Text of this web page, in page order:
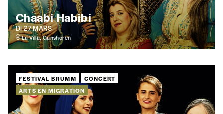
Chaabi Habibi
DI 27 MARS
La Villa, Ganshoren
FESTIVAL BRUMM
CONCERT
ARTS EN MIGRATION